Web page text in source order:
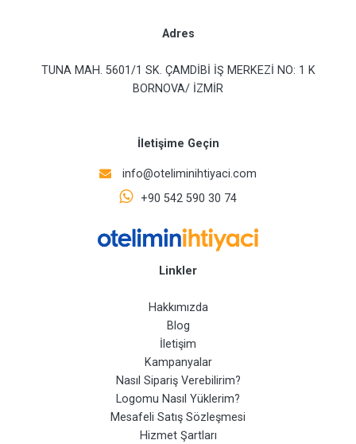
Adres
TUNA MAH. 5601/1 SK. ÇAMDİBİ İŞ MERKEZİ NO: 1 K
BORNOVA/ İZMİR
İletişime Geçin
info@oteliminihtiyaci.com
+90 542 590 30 74
Linkler
Hakkımızda
Blog
İletişim
Kampanyalar
Nasıl Sipariş Verebilirim?
Logomu Nasıl Yüklerim?
Mesafeli Satış Sözleşmesi
Hizmet Şartları